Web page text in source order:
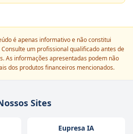
é apenas informativo e não constitui
um profissional qualificado antes de
As informações apresentadas podem não
dos produtos financeiros mencionados.
Sites
Eupresa IA